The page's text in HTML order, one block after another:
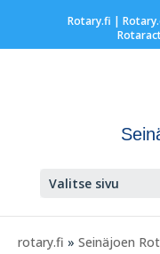
Rotary.fi |
Valitse sivu
rotary.fi » Seinäjoen